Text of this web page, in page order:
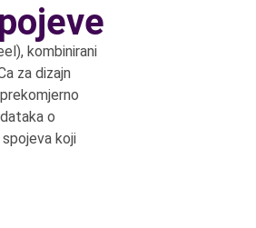
kombinirani
za dizajn
o
koji